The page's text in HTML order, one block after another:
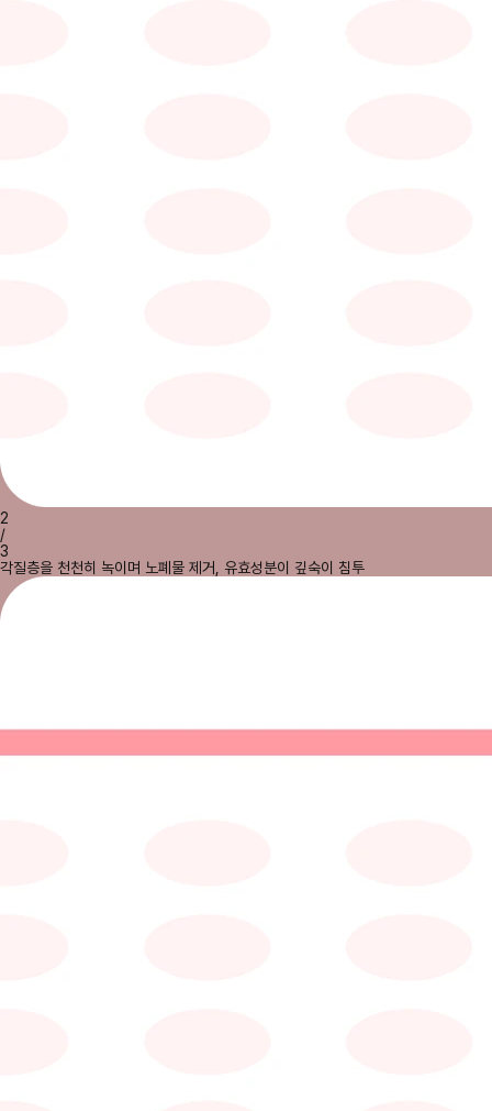
2
/
3
각질층을 천천히 녹이며 노폐물 제거, 유효성분이 깊숙이 침투